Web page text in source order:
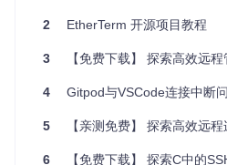
项目特点
易用性 ：图形化选择使得服务器
多平台支持：在主流操作系统上
境。
2 EtherTerm 开源项目教程
3 【免费下载】 探索高效远程管理：trzsz-
4 Gitpod与VSCode连接中断
5 【亲测免费】 探索高效远程连接新境界
6 【免费下载】 探索C中的SSH客户端